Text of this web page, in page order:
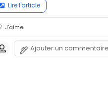
Lire l'article
J’aime